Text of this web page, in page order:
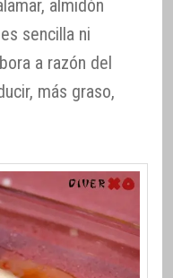
almidón
sencilla ni
a razón del
más graso,